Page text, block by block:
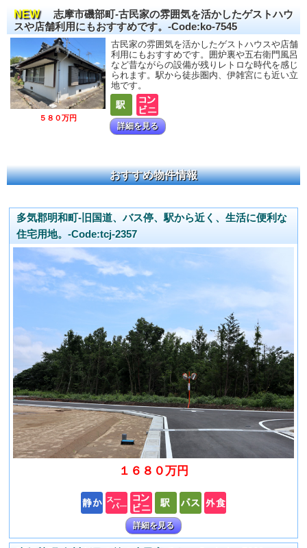
NEW
志摩市磯部町-古民家の雰囲気を活かしたゲストハウ
スや店舗利用にもおすすめです。-Code:ko-7545
５８０万円
古民家の雰囲気を活かしたゲストハウスや店舗
利用にもおすすめです。囲炉裏や五右衛門風呂
など昔ながらの設備が残りレトロな時代を感じ
られます。駅から徒歩圏内、伊雑宮にも近い立
地です。
詳細を見る
おすすめ物件情報
多気郡明和町-旧国道、バス停、駅から近く、生活に便利な
住宅用地。-Code:tcj-2357
１６８０万円
詳細を見る